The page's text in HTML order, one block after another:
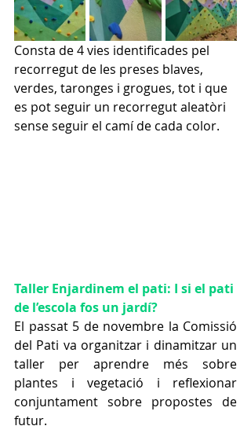
Consta de 4 vies identificades pel
recorregut de les preses blaves,
verdes, taronges i grogues, tot i que
es pot seguir un recorregut aleatòri
sense seguir el camí de cada color.
Taller Enjardinem el pati: I si el pati
de l’escola fos un jardí?
El passat 5 de novembre la Comissió
del Pati va organitzar i dinamitzar un
taller per aprendre més sobre
plantes i vegetació i reflexionar
conjuntament sobre propostes de
futur.